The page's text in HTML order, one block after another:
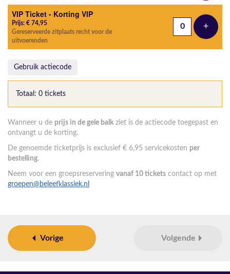
VIP Ticket - Korting VIP
Prijs: € 74,95
Gereserveerde zitplaats recht voor de
uitvoerenden
+Voeg
Gebruik actiecode
Totaal: 0 tickets
Wanneer u de prijs in de gele balk ziet is de actiecode toegepast en
ontvangt u de korting.
De genoemde ticketprijs is exclusief € 6,95 servicekosten per
bestelling.
Neem voor een groepsreservering vanaf 10 tickets contact op met
groepen@beleefklassiek.nl
Vorige Volgende